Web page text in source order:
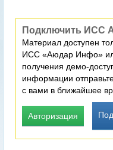
Подключить ИСС
Материал доступен
ИСС «Аюдар Инфо»
получения демо-
информации
с вами в ближайшее
Авторизация